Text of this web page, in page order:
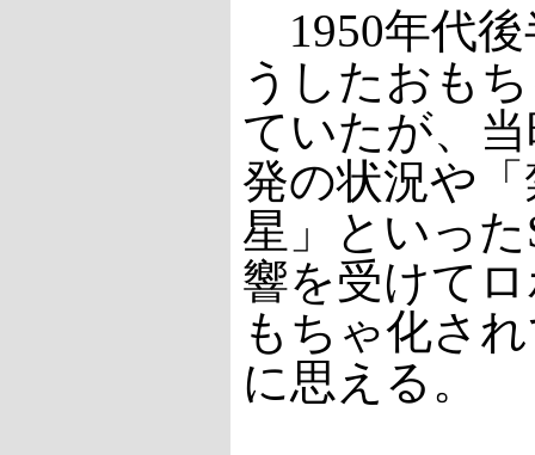
1950年代後
うしたおも
ていたが、
発の状況や
星」といっ
響を受けて
もちゃ化さ
に思える。